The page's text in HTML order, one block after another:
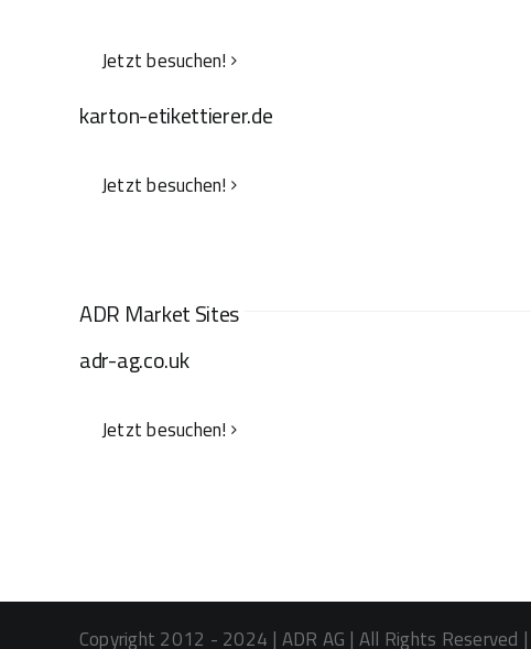
Jetzt besuchen!
karton-etikettierer.de
Jetzt besuchen!
ADR Market Sites
adr-ag.co.uk
Jetzt besuchen!
Copyright 2012 - 2024 | ADR AG | All Rights Reserved |